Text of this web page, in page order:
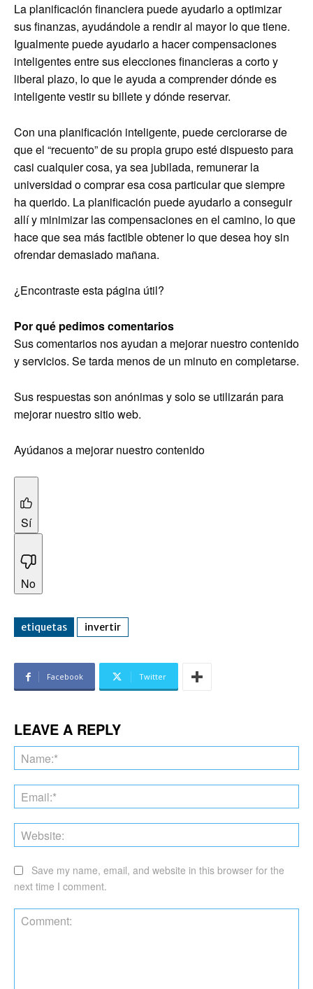
La planificación financiera puede ayudarlo a optimizar
sus finanzas, ayudándole a rendir al mayor lo que tiene.
Igualmente puede ayudarlo a hacer compensaciones
inteligentes entre sus elecciones financieras a corto y
liberal plazo, lo que le ayuda a comprender dónde es
inteligente vestir su billete y dónde reservar.
Con una planificación inteligente, puede cerciorarse de
que el “recuento” de su propia grupo esté dispuesto para
casi cualquier cosa, ya sea jubilada, remunerar la
universidad o comprar esa cosa particular que siempre
ha querido. La planificación puede ayudarlo a conseguir
allí y minimizar las compensaciones en el camino, lo que
hace que sea más factible obtener lo que desea hoy sin
ofrendar demasiado mañana.
¿Encontraste esta página útil?
Por qué pedimos comentarios
Sus comentarios nos ayudan a mejorar nuestro contenido
y servicios. Se tarda menos de un minuto en completarse.
Sus respuestas son anónimas y solo se utilizarán para
mejorar nuestro sitio web.
Ayúdanos a mejorar nuestro contenido
Sí
No
etiquetas invertir
Facebook Twitter
LEAVE A REPLY
Save my name, email, and website in this browser for the
next time I comment.